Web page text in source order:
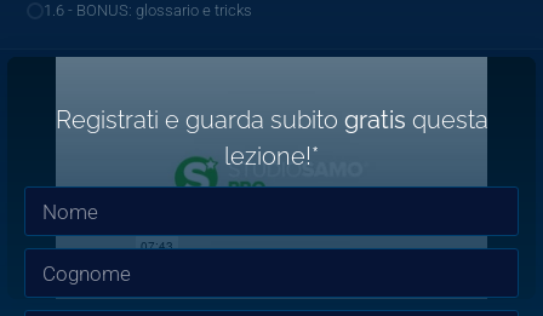
1.6 - BONUS: glossario e tricks
Registrati e guarda subito gratis questa
lezione!*